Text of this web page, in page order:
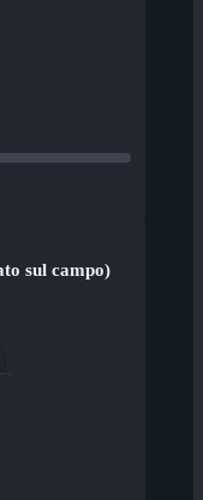
sul campo)